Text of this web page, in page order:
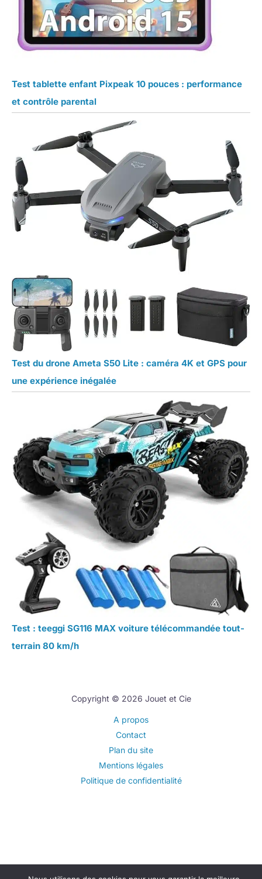
Test tablette enfant Pixpeak 10 pouces : performance
et contrôle parental
Test du drone Ameta S50 Lite : caméra 4K et GPS pour
une expérience inégalée
Test : teeggi SG116 MAX voiture télécommandée tout-
terrain 80 km/h
Copyright © 2026 Jouet et Cie
A propos
Contact
Plan du site
Mentions légales
Politique de confidentialité